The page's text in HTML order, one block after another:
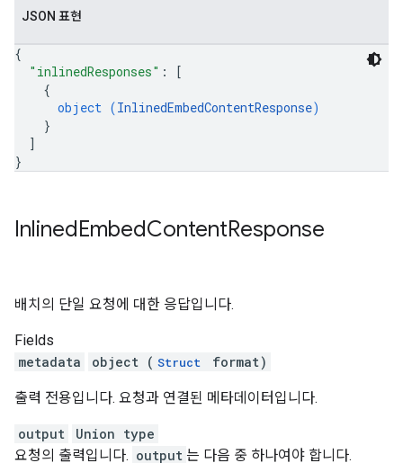
JSON 표현
{
"inlinedResponses" :
[
{
object (InlinedEmbedContentResponse)
}
]
}
InlinedEmbedContentResponse
배치의 단일 요청에 대한 응답입니다.
Fields
metadata
object ( Struct format)
출력 전용입니다. 요청과 연결된 메타데이터입니다.
output
Union type
요청의 출력입니다. output 는 다음 중 하나여야 합니다.